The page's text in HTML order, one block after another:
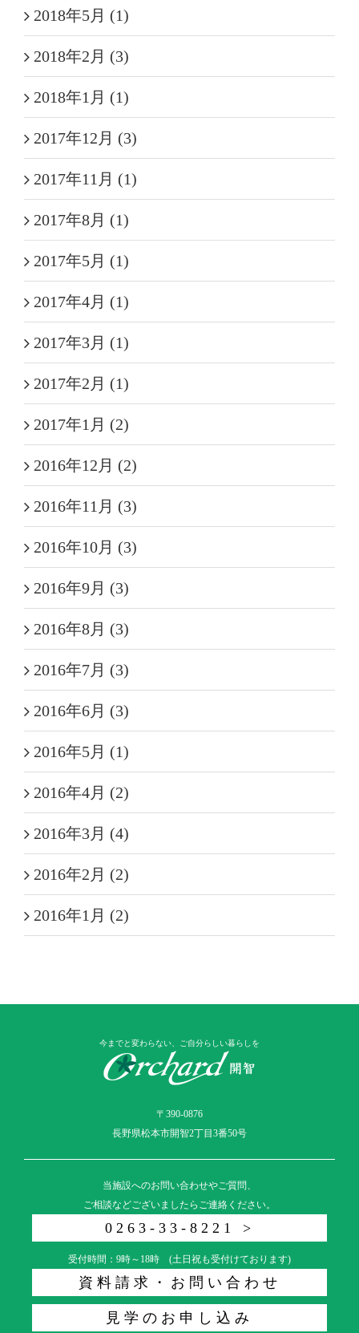
2018年5月 (1)
2018年2月 (3)
2018年1月 (1)
2017年12月 (3)
2017年11月 (1)
2017年8月 (1)
2017年5月 (1)
2017年4月 (1)
2017年3月 (1)
2017年2月 (1)
2017年1月 (2)
2016年12月 (2)
2016年11月 (3)
2016年10月 (3)
2016年9月 (3)
2016年8月 (3)
2016年7月 (3)
2016年6月 (3)
2016年5月 (1)
2016年4月 (2)
2016年3月 (4)
2016年2月 (2)
2016年1月 (2)
今までと変わらない、ご自分らしい暮らしを
〒390-0876
長野県松本市開智2丁目3番50号
当施設へのお問い合わせやご質問、
ご相談などございましたらご連絡ください。
0263-33-8221 >
受付時間：9時～18時 (土日祝も受付けております)
資料請求・お問い合わせ
見学のお申し込み